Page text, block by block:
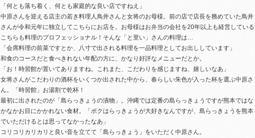
「何とも落ち着く、何とも家庭的な良い店ですねえ」
中原さんを迎える店主の若き料理人鳥井さんと女将のお母様。前の店で店長を務めていた鳥井
さんが令和元年に独立してこちらにお店を。お母様はお弁当の会社を20年以上も経営している
こちらも料理のプロフェッショナル！そんな「と里い」さんの料理は…
「会席料理の前菜ですとか、八寸で出される料理を一品料理としてお出ししています」
和食のコースだと食べきれない年配の方に、かなり好評なメニューだとか。
「お！時習館が置いてありますね。これまた、こだわりを感じますね、嬉しいなあ」
女将さんがこだわりの酒杯をいくつか出された中から、春らしい朱色が入った杯を選ぶ中原さ
ん。「時習館」お湯割で乾杯！
最初に出されたのが「島らっきょうの漬物」。沖縄では定番の島らっきょうですが熊本ではな
かなかお目にかかれない食材。「ボクはらっきょうが大好きなんですが、島らっきょうを熊本
でいただけるとは思ってなかったなあ」
コリコリカリカリと良い音を立てて「島らっきょう」をいただく中原さん。